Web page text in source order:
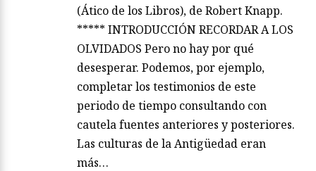
(Ático de los Libros), de Robert Knapp.
***** INTRODUCCIÓN RECORDAR A LOS
OLVIDADOS Pero no hay por qué
desesperar. Podemos, por ejemplo,
completar los testimonios de este
periodo de tiempo consultando con
cautela fuentes anteriores y posteriores.
Las culturas de la Antigüedad eran
más…